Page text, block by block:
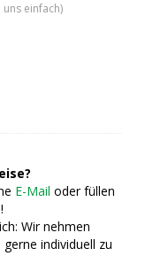
einfach)
E-Mail oder füllen
Wir nehmen
individuell zu